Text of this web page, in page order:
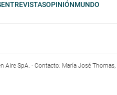
ENTREVISTASOPINIÓNMUNDO
Aire SpA. - Contacto: María José Thomas,